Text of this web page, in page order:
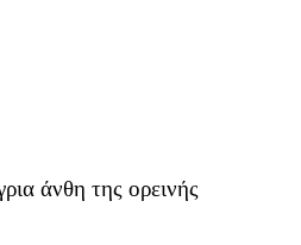
άνθη της ορεινής